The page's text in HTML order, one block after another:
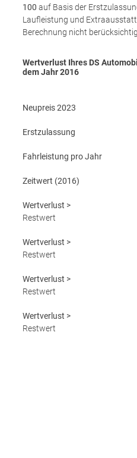
100 auf Basis der
Laufleistung und
Berechnung nicht
Wertverlust Ihres DS
dem Jahr2016
Neupreis2023
Erstzulassung
Fahrleistung pro Jahr
Zeitwert (2016)
Wertverlust >
Restwert
Wertverlust >
Restwert
Wertverlust >
Restwert
Wertverlust >
Restwert